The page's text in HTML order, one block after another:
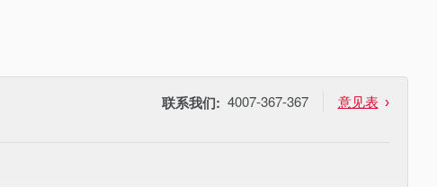
联系我们: 4007-367-367 意见表